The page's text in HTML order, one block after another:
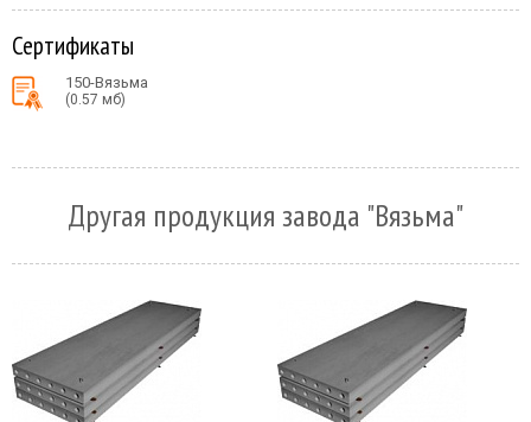
Сертификаты
150-Вязьма
(0.57 мб)
Другая продукция завода "Вязьма"